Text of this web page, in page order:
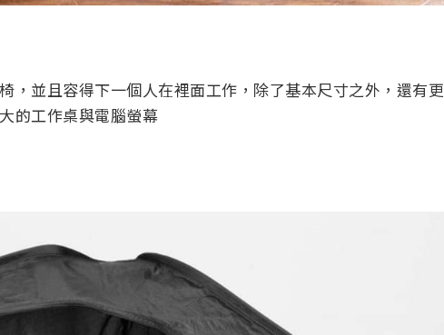
，並且容得下一個人在裡面工作，除了基本尺寸之外，還有更
的工作桌與電腦螢幕